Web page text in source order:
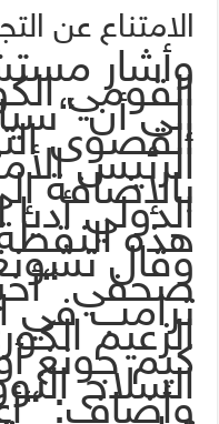
الامتناع عن
وأشار
القومي
إلى أن
القصوى
الرئيس
بالإضافة
الدولي
هذه
وقال
صحفي
ترامب في
الزعيم
كيم جونغ
السلاح
وأضاف: